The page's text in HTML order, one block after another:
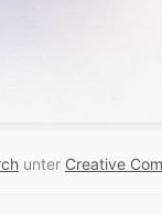
unter Creative